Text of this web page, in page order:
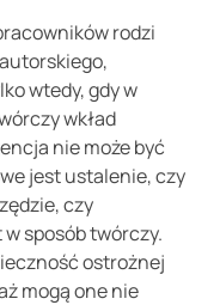
rodzi
wtedy, gdy w
wkład
nie może być
jest ustalenie, czy
czy
sposób twórczy.
ostrożnej
mogą one nie